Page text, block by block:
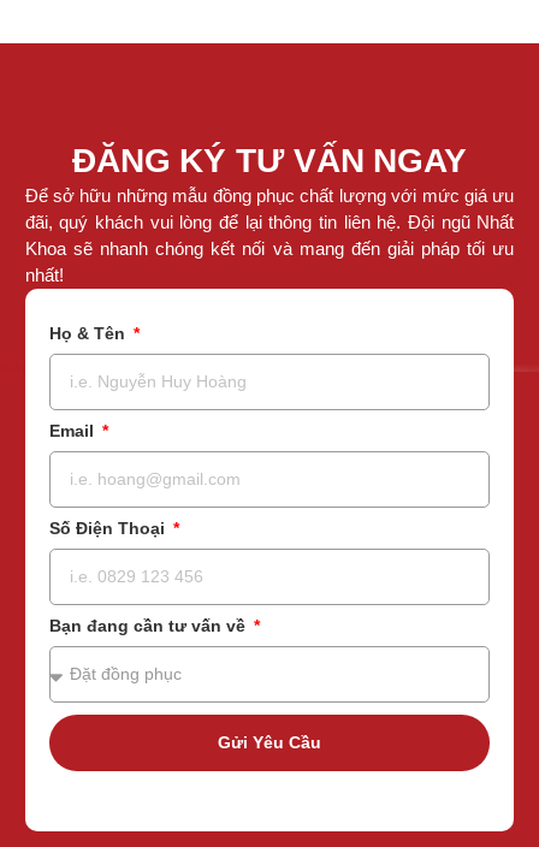
ĐĂNG KÝ TƯ VẤN NGAY
Để sở hữu những mẫu đồng phục chất lượng với mức giá ưu
đãi, quý khách vui lòng để lại thông tin liên hệ. Đội ngũ Nhất
Khoa sẽ nhanh chóng kết nối và mang đến giải pháp tối ưu
nhất!
Họ & Tên
Email
Số Điện Thoại
Bạn đang cần tư vấn về
Gửi Yêu Cầu